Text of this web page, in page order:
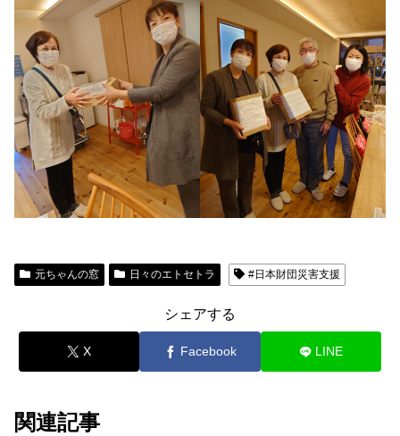
元ちゃんの窓 日々のエトセトラ #日本財団災害支援
シェアする
X Facebook LINE
関連記事